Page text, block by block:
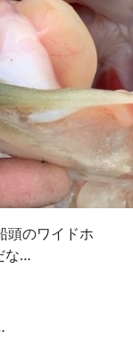
頭のワイドホ
な…